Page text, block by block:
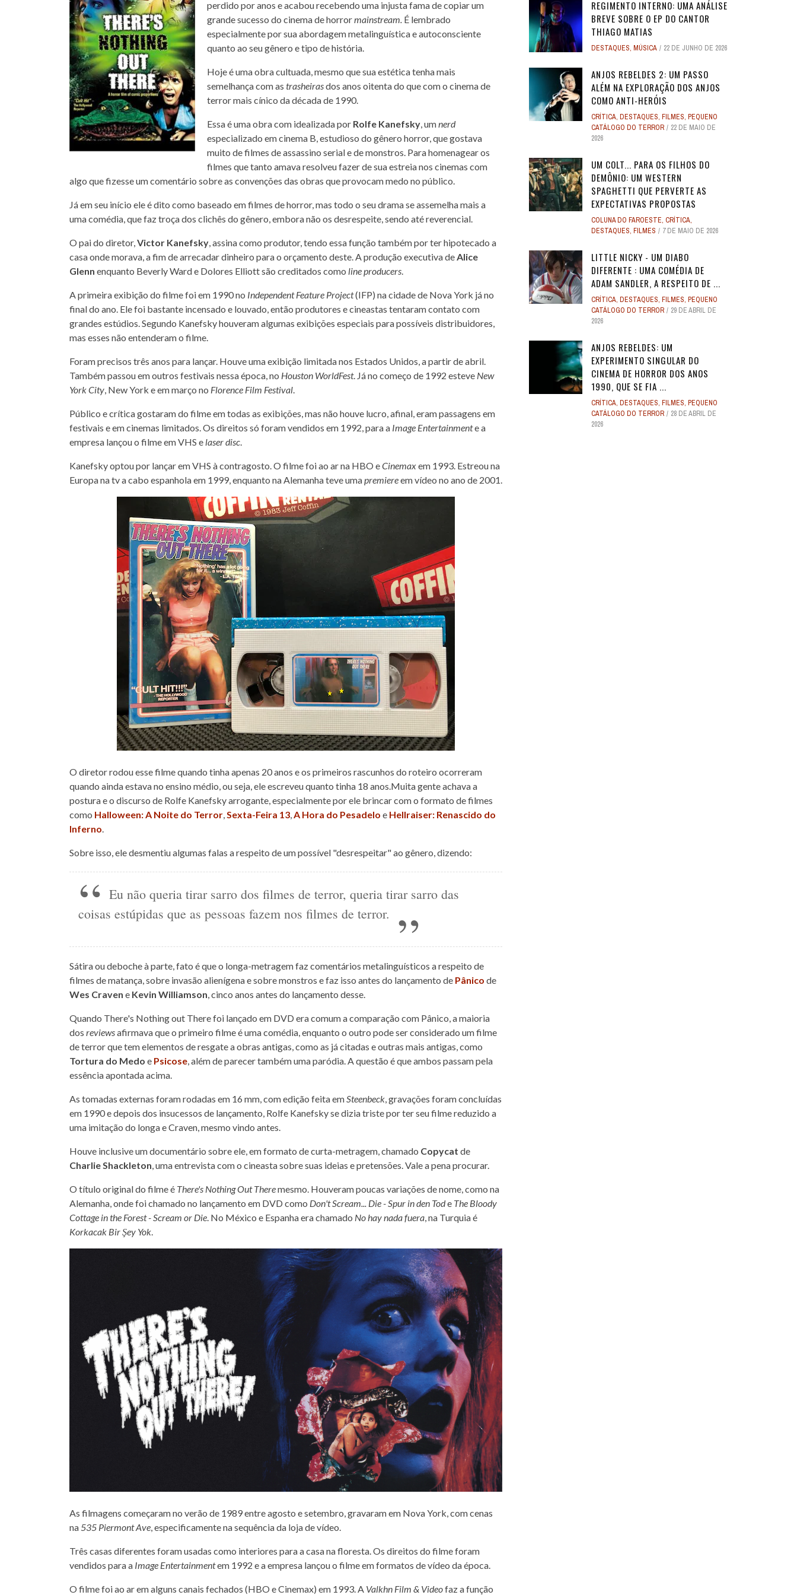
perdido por anos e acabou recebendo uma injusta fama de copiar um
grande sucesso do cinema de horrormainstream. É lembrado
especialmente por sua abordagem metalinguística e autoconsciente
quanto ao seu gênero e tipo de história.
Hoje é uma obra cultuada, mesmo que sua estética tenha mais
semelhança com as trasheirasdos anos oitenta do que com o cinema de
terror mais cínico da década de 1990.
Essa é uma obra com idealizada por Rolfe Kanefsky, umnerd
especializado em cinema B, estudioso do gênero horror, que gostava
muito de filmes de assassino serial e de monstros. Para homenagear os
filmes que tanto amava resolveu fazer de sua estreia nos cinemas com
algo que fizesse um comentário sobre as convenções das obras que provocam medo no público.
Já em seu início ele é dito como baseado em filmes de horror, mas todo o seu drama se assemelha mais a
uma comédia, que faz troça dos clichês do gênero, embora não os desrespeite, sendo até reverencial.
O pai do diretor,Victor Kanefsky, assina como produtor, tendo essa função também por ter hipotecado a
casa onde morava, a fim de arrecadar dinheiro para o orçamento deste. A produção executiva deAlice
Glenn enquanto Beverly Ward e Dolores Elliott são creditados como line producers.
A primeira exibição do filme foi em 1990 no Independent Feature Project(IFP) na cidade de Nova York já no
final do ano. Ele foi bastante incensado e louvado, então produtores e cineastas tentaram contato com
grandes estúdios. Segundo Kanefsky houveram algumas exibições especiais para possíveis distribuidores,
mas esses não entenderam o filme.
Foram precisos três anos para lançar. Houve uma exibição limitada nos Estados Unidos, a partir de abril.
Também passou em outros festivais nessa época, no Houston WorldFest. Já no começo de 1992 esteve New
York City, New York e em março no Florence Film Festival.
Público e crítica gostaram do filme em todas as exibições, mas não houve lucro, afinal, eram passagens em
festivais e em cinemas limitados. Os direitos só foram vendidos em 1992, para a Image Entertainmente a
empresa lançou o filme em VHS e laser disc.
Kanefsky optou por lançar em VHS à contragosto. O filme foi ao ar na HBO eCinemaxem 1993. Estreou na
Europa na tv a cabo espanhola em 1999, enquanto na Alemanha teve umapremiereem vídeo no ano de 2001.
O diretor rodou esse filme quando tinha apenas 20 anos e os primeiros rascunhos do roteiro ocorreram
quando ainda estava no ensino médio, ou seja, ele escreveu quanto tinha 18 anos.Muita gente achava a
postura e o discurso de Rolfe Kanefsky arrogante, especialmente por ele brincar com o formato de filmes
como Halloween: A Noite do Terror,Sexta-Feira 13,A Hora do Pesadelo e Hellraiser: Renascido do
Inferno.
Sobre isso, ele desmentiu algumas falas a respeito de um possível "desrespeitar" ao gênero, dizendo:
Eu não queria tirar sarro dos filmes de terror, queria tirar sarro das
coisas estúpidas que as pessoas fazem nos filmes de terror.
Sátira ou deboche à parte, fato é que o longa-metragem faz comentários metalinguísticos a respeito de
filmes de matança, sobre invasão alienígena e sobre monstros e faz isso antes do lançamento de Pânico de
Wes Craven e Kevin Williamson , cinco anos antes do lançamento desse.
Quando There's Nothing out There foi lançado em DVD era comum a comparação com Pânico, a maioria
dos reviewsafirmava que o primeiro filme é uma comédia, enquanto o outro pode ser considerado um filme
de terror que tem elementos de resgate a obras antigas, como as já citadas e outras mais antigas, como
Tortura do Medo e Psicose , além de parecer também uma paródia. A questão é que ambos passam pela
essência apontada acima.
As tomadas externas foram rodadas em 16 mm, com edição feita em Steenbeck , gravações foram concluídas
em 1990 e depois dos insucessos de lançamento, Rolfe Kanefsky se dizia triste por ter seu filme reduzido a
uma imitação do longa e Craven, mesmo vindo antes.
Houve inclusive um documentário sobre ele, em formato de curta-metragem, chamado Copycat de
Charlie Shackleton , uma entrevista com o cineasta sobre suas ideias e pretensões. Vale a pena procurar.
O título original do filme é There's Nothing Out Theremesmo. Houveram poucas variações de nome, como na
Alemanha, onde foi chamado no lançamento em DVD como Don't Scream... Die - Spur in den Tode The Bloody
Cottage in the Forest - Scream or Die . No México e Espanha era chamado No hay nada fuera , na Turquia é
Korkacak Bir Şey Yok
As filmagens começaram no verão de 1989 entre agosto e setembro, gravaram em Nova York, com cenas
na535 Piermont Ave, especificamente na sequência da loja de vídeo.
Três casas diferentes foram usadas como interiores para a casa na floresta. Os direitos do filme foram
vendidos para a Image Entertainmentem 1992 e a empresa lançou o filme em formatos de vídeo da época.
O filme foi ao ar em alguns canais fechados (HBO e Cinemax) em 1993. A Valkhn Film & Videofaz a função
REGIMENTO INTERNO: UMA ANÁLISE
BREVE SOBRE O EP DO CANTOR
THIAGO MATIAS
DESTAQUES, MÚSICA 22 DE JUNHO DE 2026
ANJOS REBELDES 2: UM PASSO
ALÉM NA EXPLORAÇÃO DOS ANJOS
COMO ANTI-HERÓIS
CRÍTICA, DESTAQUES, FILMES, PEQUENO
CATÁLOGO DO TERROR
22 DE MAIO DE
2026
UM COLT... PARA OS FILHOS DO
DEMÔNIO: UM WESTERN
SPAGHETTI QUE PERVERTE AS
EXPECTATIVAS PROPOSTAS
COLUNA DO FAROESTE, CRÍTICA,
DESTAQUES, FILMES 7 DE MAIO DE 2026
LITTLE NICKY - UM DIABO
DIFERENTE : UMA COMÉDIA DE
ADAM SANDLER, A RESPEITO DE ...
CRÍTICA, DESTAQUES, FILMES, PEQUENO
CATÁLOGO DO TERROR
29 DE ABRIL DE
2026
ANJOS REBELDES: UM
EXPERIMENTO SINGULAR DO
CINEMA DE HORROR DOS ANOS
1990, QUE SE FIA ...
CRÍTICA, DESTAQUES, FILMES, PEQUENO
CATÁLOGO DO TERROR
28 DE ABRIL DE
2026